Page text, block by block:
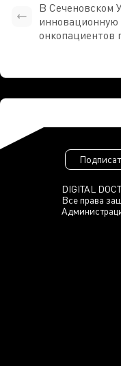
В Сеченовском
онкопациентов
DIGITAL
Все права